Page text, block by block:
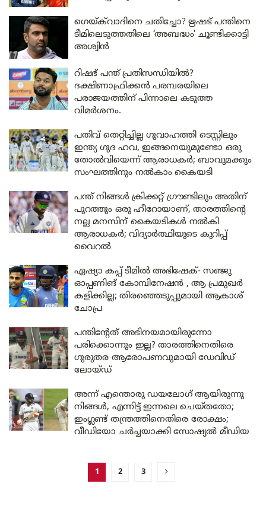
ഗെയ്ക്‌വാദിനെ ചതിച്ചോ? ഋഷഭ് പന്തിനെ
ടീമിലെടുത്തതിലെ ‘അബദ്ധം’ ചൂണ്ടിക്കാട്ടി
അശ്വിൻ
റിഷഭ് പന്ത് പ്രതിസന്ധിയിൽ?
ദക്ഷിണാഫ്രിക്കൻ പരമ്പരയിലെ
പരാജയത്തിന് പിന്നാലെ കടുത്ത
വിമർശനം.
പതിവ് തെറ്റിച്ചില്ല ഗുവാഹത്തി ടെസ്റ്റിലും
ഇന്ത്യ ഗുദ ഹവ, ഇങ്ങനെയുമുണ്ടോ ഒരു
തോൽവിയെന്ന് ആരാധകർ; ബാവുമക്കും
സംഘത്തിനും നൽകാം കൈയടി
പന്ത് നിങ്ങൾ ക്രിക്കറ്റ് ഗ്രൗണ്ടിലും അതിന്
പുറത്തും ഒരു ഹീറോയാണ്, താരത്തിന്റെ
നല്ല മനസിന് കൈയടികൾ നൽകി
ആരാധകർ; വിദ്യാർത്ഥിയുടെ കുറിപ്പ്
വൈറൽ
ഏഷ്യാ കപ്പ് ടീമിൽ അഭിഷേക്- സഞ്ജു
ഓപ്പണിങ് കോമ്പിനേഷൻ , ആ പ്രമുഖർ
കളിക്കില്ല; തിരഞ്ഞെടുപ്പുമായി ആകാശ്
ചോപ്ര
പന്തിന്റേത് അഭിനയമായിരുന്നോ
പരിക്കൊന്നും ഇല്ല? താരത്തിനെതിരെ
ഗുരുതര ആരോപണവുമായി ഡേവിഡ്
ലോയ്ഡ്
അന്ന് എന്തൊരു ഡയലോഗ് ആയിരുന്നു
നിങ്ങൾ, എന്നിട്ട് ഇന്നലെ ചെയ്തതോ;
ഇംഗ്ലണ്ട് തന്ത്രത്തിനെതിരെ രോക്ഷം;
വീഡിയോ ചർച്ചയാക്കി സോഷ്യൽ മീഡിയ
1 2 3